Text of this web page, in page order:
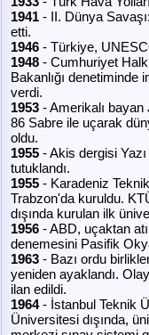
1941 - II. Dünya
etti.
1946 - Türkiye,
1948 - Cumhuriyet
Bakanlığı denetiminde
verdi.
1953 - Amerikalı
86 Sabre ile uçarak
oldu.
1955 - Akis dergisi
tutuklandı.
1955 - Karadeniz
Trabzon'da kuruldu.
dışında kurulan ilk
1956 - ABD, uçaktan
denemesini Pasifik
1963 - Bazı ordu
yeniden ayaklandı.
ilan edildi.
1964- İstanbul Teknik
Üniversitesi dışında,